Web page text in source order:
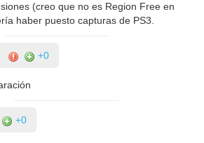
(creo que no es Region Free en
haber puesto capturas de PS3.
+0
+0